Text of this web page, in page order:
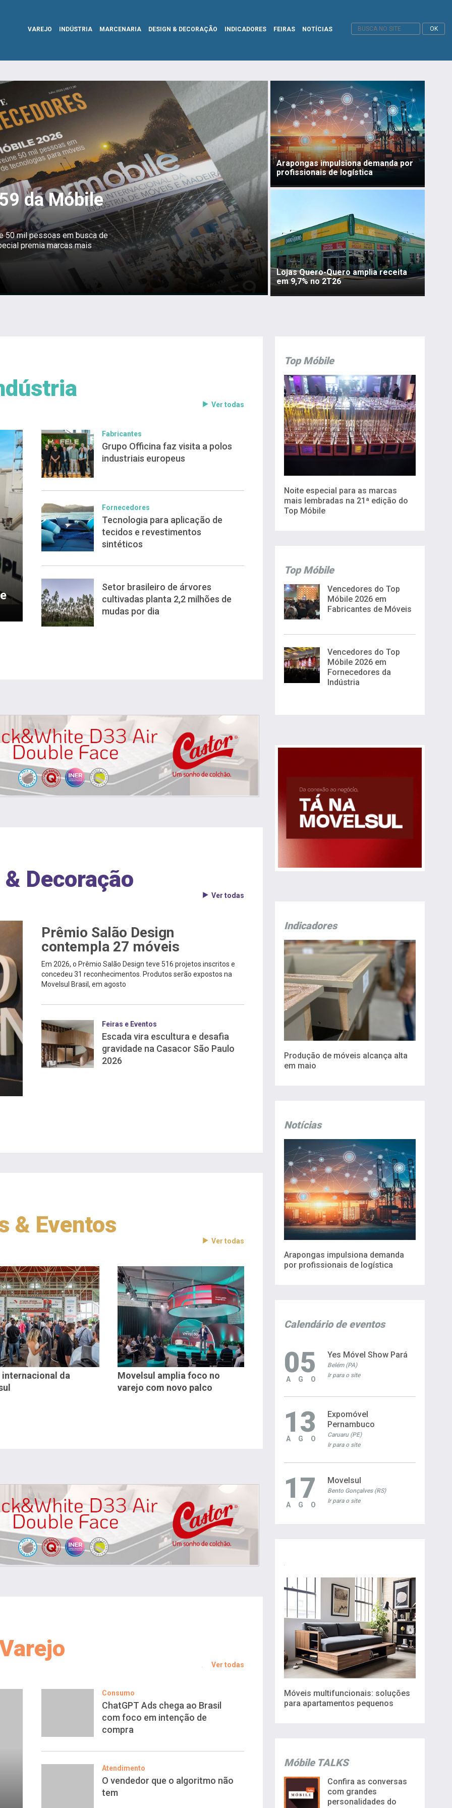
VAREJO INDÚSTRIA MARCENARIA DESIGN & DECORAÇÃO INDICADORES FEIRAS NOTÍCIAS
da Móbile
50 mil pessoas em busca de
premia marcas mais
Arapongas impulsiona demanda por
profissionais de logística
Lojas Quero-Quero amplia receita
em 9,7% no 2T26
Ver todas
Fabricantes
Grupo Officina faz visita a polos
industriais europeus
Fornecedores
Tecnologia para aplicação de
tecidos e revestimentos
sintéticos
Setor brasileiro de árvores
cultivadas planta 2,2 milhões de
mudas por dia
Decoração
Ver todas
Prêmio Salão Design
contempla 27 móveis
Em 2026, o Prêmio Salão Design teve 516 projetos inscritos e
concedeu 31 reconhecimentos. Produtos serão expostos na
Movelsul Brasil, em agosto
Feiras e Eventos
Escada vira escultura e desafia
gravidade na Casacor São Paulo
2026
& Eventos
Ver todas
internacional da
Movelsul amplia foco no
varejo com novo palco
Ver todas
Consumo
ChatGPT Ads chega ao Brasil
com foco em intenção de
compra
Atendimento
O vendedor que o algoritmo não
tem
Top Móbile
Noite especial para as marcas
mais lembradas na 21ª edição do
Top Móbile
Top Móbile
Vencedores do Top
Móbile 2026 em
Fabricantes de Móveis
Vencedores do Top
Móbile 2026 em
Fornecedores da
Indústria
Indicadores
Produção de móveis alcança alta
em maio
Notícias
Arapongas impulsiona demanda
por profissionais de logística
Calendário de eventos
05
AGO
Yes Móvel Show Pará
Belém (PA)
Ir para o site
13
AGO
Expomóvel
Pernambuco
Caruaru (PE)
Ir para o site
17
AGO
Movelsul
Bento Gonçalves (RS)
Ir para o site
Móveis multifuncionais: soluções
para apartamentos pequenos
Móbile TALKS
Confira as conversas
com grandes
personalidades do